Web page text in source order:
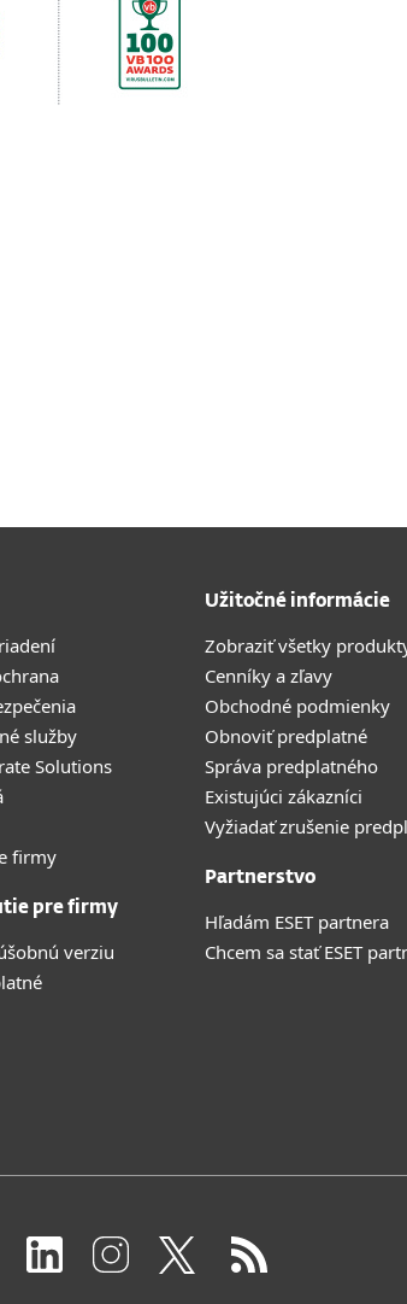
služby
Solutions
firmy
pre firmy
verziu
Užitočné informácie
Zobraziť všetky
Cenníky a zľavy
Obchodné podmienky
Obnoviť predplatné
Správa predplatného
Existujúci zákazníci
Vyžiadať zrušenie
Partnerstvo
Hľadám ESET partnera
Chcem sa stať ESET